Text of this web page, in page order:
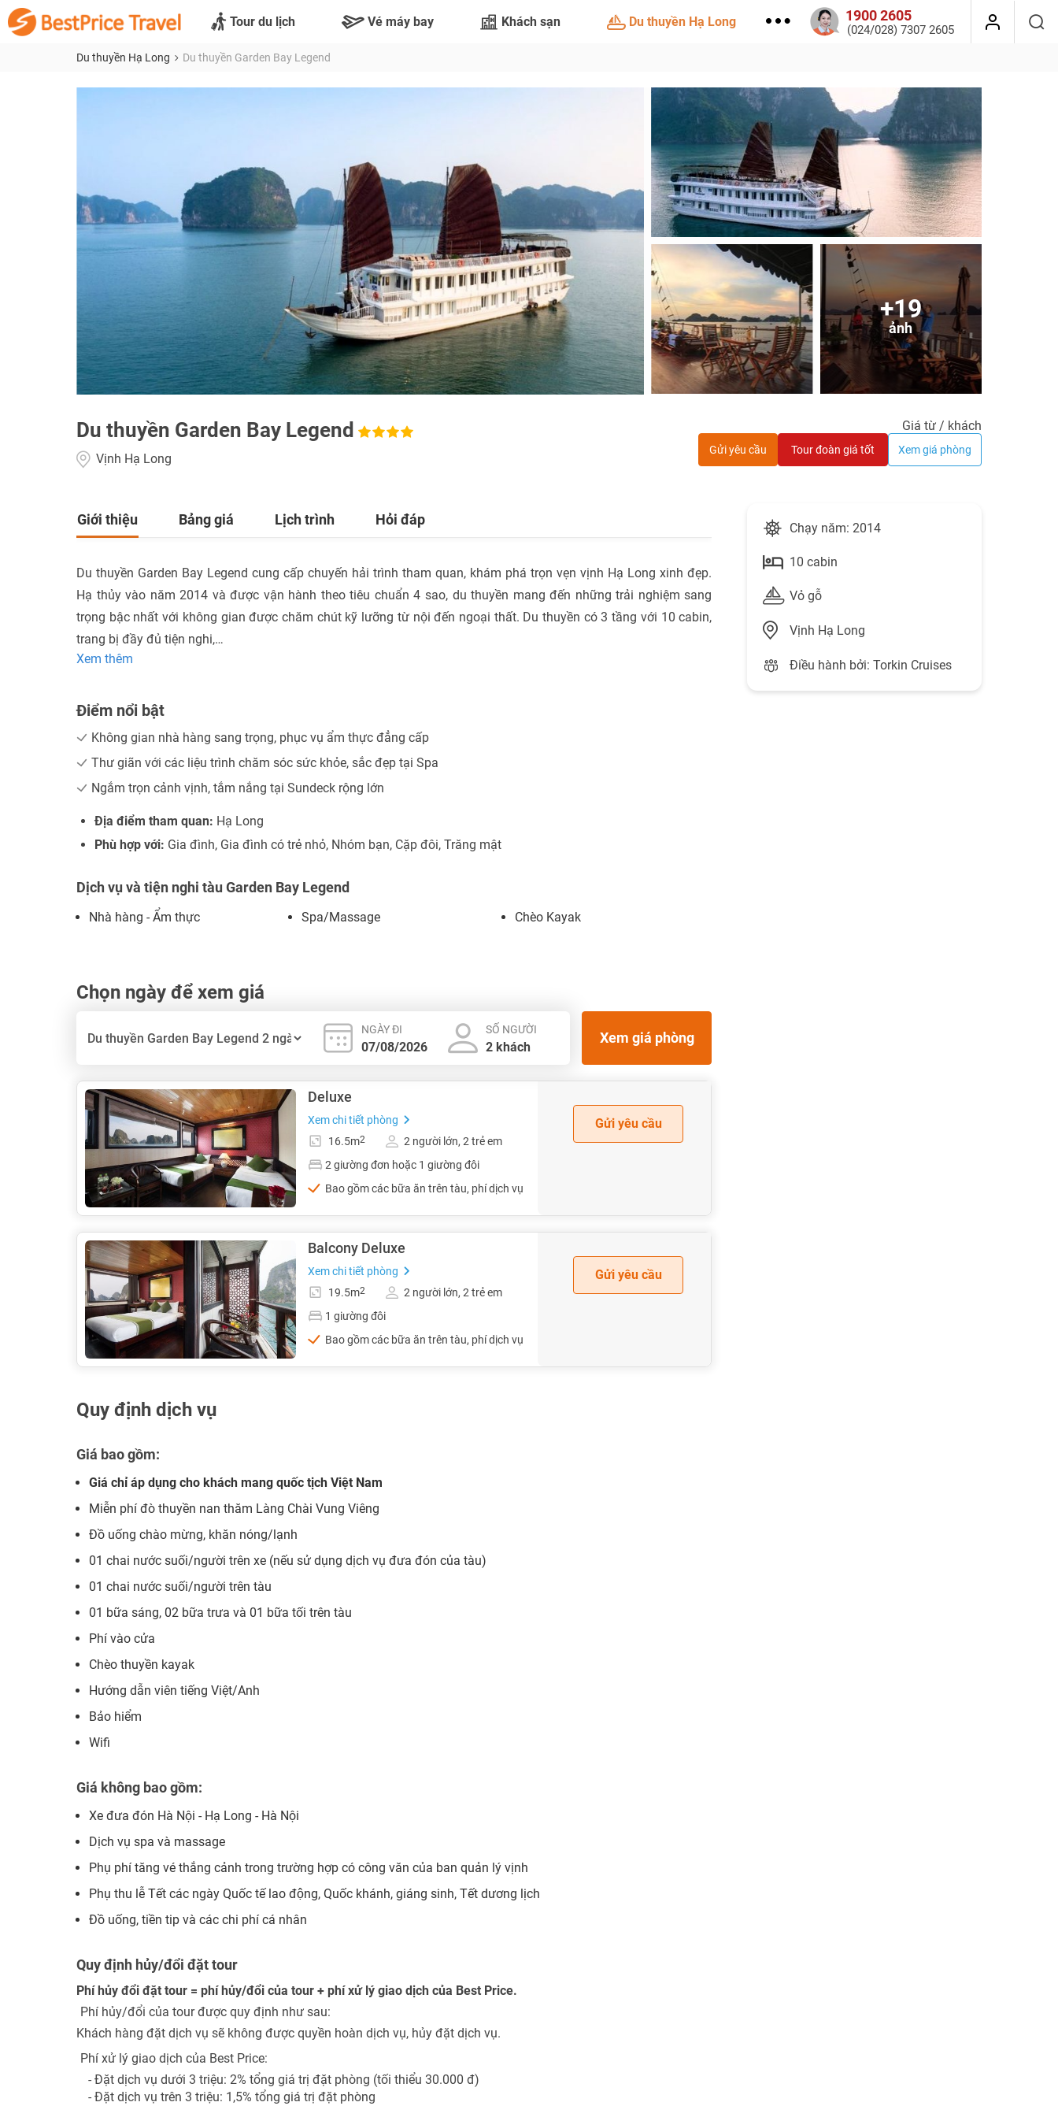
Tour du lịch Vé máy bay Khách sạn Du thuyền Hạ Long 1900 2605
(024/028) 7307 2605
Du thuyền Hạ Long Du thuyền Garden Bay Legend
+19
ảnh
Du thuyền Garden Bay Legend
Vịnh Hạ Long
Giá từ / khách
Gửi yêu cầu Tour đoàn giá tốt Xem giá phòng
Giới thiệu Bảng giá Lịch trình Hỏi đáp
Du thuyền Garden Bay Legend cung cấp chuyến hải trình tham quan, khám phá trọn vẹn vịnh Hạ Long xinh đẹp.
Hạ thủy vào năm 2014 và được vận hành theo tiêu chuẩn 4 sao, du thuyền mang đến những trải nghiệm sang
trọng bậc nhất với không gian được chăm chút kỹ lưỡng từ nội đến ngoại thất. Du thuyền có 3 tầng với 10 cabin,
trang bị đầy đủ tiện nghi,…
Xem thêm
Điểm nổi bật
Không gian nhà hàng sang trọng, phục vụ ẩm thực đẳng cấp
Thư giãn với các liệu trình chăm sóc sức khỏe, sắc đẹp tại Spa
Ngắm trọn cảnh vịnh, tắm nắng tại Sundeck rộng lớn
Địa điểm tham quan: Hạ Long
Phù hợp với: Gia đình, Gia đình có trẻ nhỏ, Nhóm bạn, Cặp đôi, Trăng mật
Dịch vụ và tiện nghi tàu Garden Bay Legend
Nhà hàng - Ẩm thực Spa/Massage Chèo Kayak
Chọn ngày để xem giá
NGÀY ĐI SỐ NGƯỜI
Xem giá phòng
Deluxe
Xem chi tiết phòng
16.5m2
2 người lớn, 2 trẻ em
2 giường đơn hoặc 1 giường đôi
Bao gồm các bữa ăn trên tàu, phí dịch vụ
Gửi yêu cầu
Balcony Deluxe
Xem chi tiết phòng
19.5m2
2 người lớn, 2 trẻ em
1 giường đôi
Bao gồm các bữa ăn trên tàu, phí dịch vụ
Gửi yêu cầu
Quy định dịch vụ
Giá bao gồm:
Giá chỉ áp dụng cho khách mang quốc tịch Việt Nam
Miễn phí đò thuyền nan thăm Làng Chài Vung Viêng
Đồ uống chào mừng, khăn nóng/lạnh
01 chai nước suối/người trên xe (nếu sử dụng dịch vụ đưa đón của tàu)
01 chai nước suối/người trên tàu
01 bữa sáng, 02 bữa trưa và 01 bữa tối trên tàu
Phí vào cửa
Chèo thuyền kayak
Hướng dẫn viên tiếng Việt/Anh
Bảo hiểm
Wifi
Giá không bao gồm:
Xe đưa đón Hà Nội - Hạ Long - Hà Nội
Dịch vụ spa và massage
Phụ phí tăng vé thắng cảnh trong trường hợp có công văn của ban quản lý vịnh
Phụ thu lễ Tết các ngày Quốc tế lao động, Quốc khánh, giáng sinh, Tết dương lịch
Đồ uống, tiền tip và các chi phí cá nhân
Quy định hủy/đổi đặt tour
Phí hủy đổi đặt tour = phí hủy/đổi của tour + phí xử lý giao dịch của Best Price.
Phí hủy/đổi của tour được quy định như sau:
Khách hàng đặt dịch vụ sẽ không được quyền hoàn dịch vụ, hủy đặt dịch vụ.
Phí xử lý giao dịch của Best Price:
- Đặt dịch vụ dưới 3 triệu: 2% tổng giá trị đặt phòng (tối thiểu 30.000 đ)
- Đặt dịch vụ trên 3 triệu: 1,5% tổng giá trị đặt phòng
Chạy năm: 2014
10 cabin
Vỏ gỗ
Vịnh Hạ Long
Điều hành bởi: Torkin Cruises